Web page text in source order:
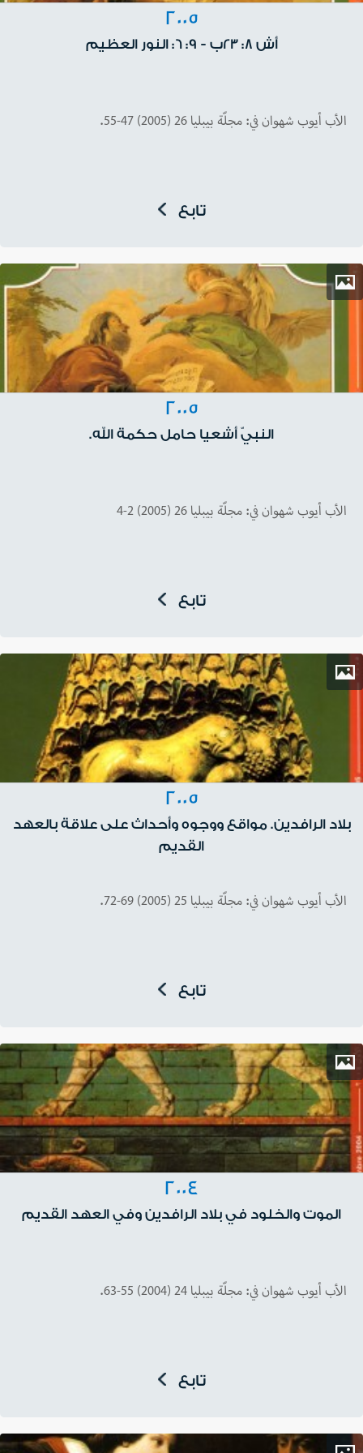
2005
أش 8: 23ب - 9: 6: النور العظيم
الأب أيوب شهوان في: مجلّة بيبليا 26 (2005) 47-55.
تابع
2005
النبيّ أشعيا حامل حكمة الله.
الأب أيوب شهوان في: مجلّة بيبليا 26 (2005) 2-4
تابع
2005
بلاد الرافدين. مواقع ووجوه وأحداث على علاقة بالعهد
القديم
الأب أيوب شهوان في: مجلّة بيبليا 25 (2005) 69-72.
تابع
2004
الموت والخلود في بلاد الرافدين وفي العهد القديم
الأب أيوب شهوان في: مجلّة بيبليا 24 (2004) 55-63.
تابع